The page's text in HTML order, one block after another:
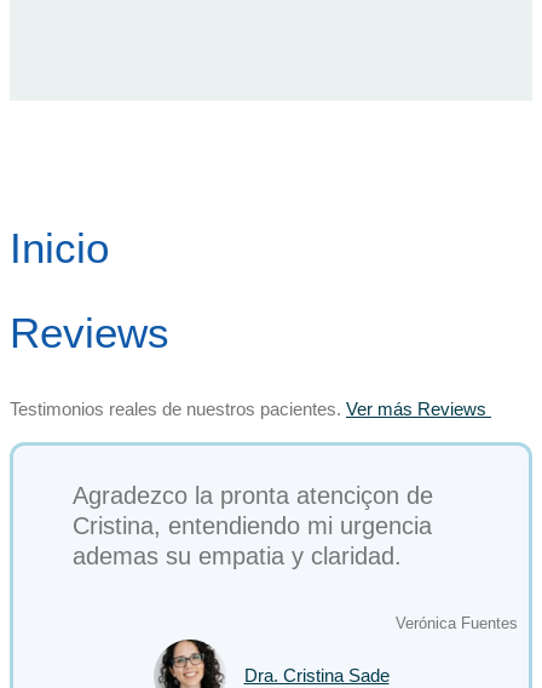
Inicio
Reviews
Testimonios reales de nuestros pacientes. Ver más Reviews
Agradezco la pronta atenciçon de
Cristina, entendiendo mi urgencia
ademas su empatia y claridad.
Verónica Fuentes
Dra. Cristina Sade